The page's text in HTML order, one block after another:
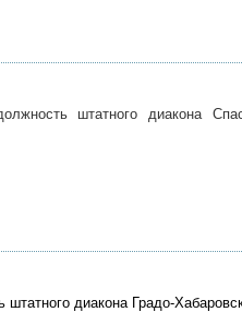
штатного диакона
диакона Градо-